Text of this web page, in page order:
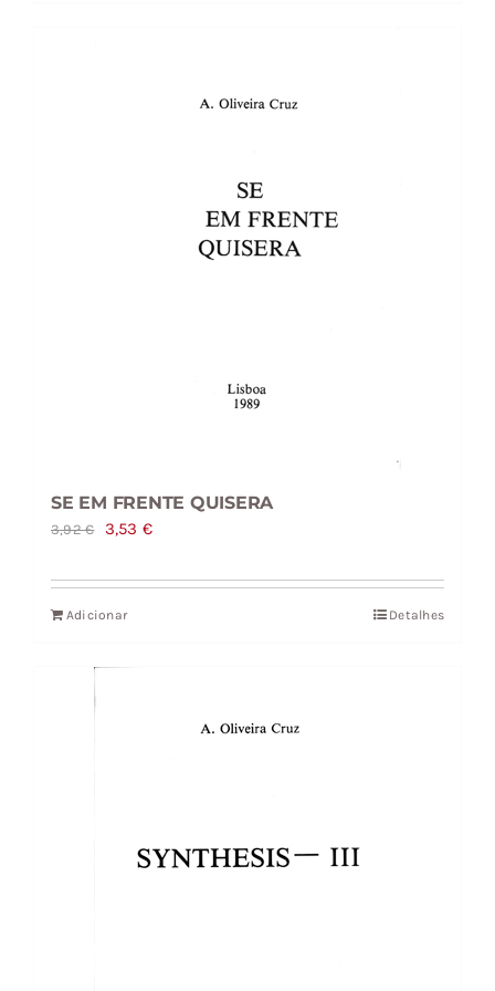
SE EM FRENTE QUISERA
3,92€
O
original
era:
3,53 €O
atual
Adicionar Detalhes